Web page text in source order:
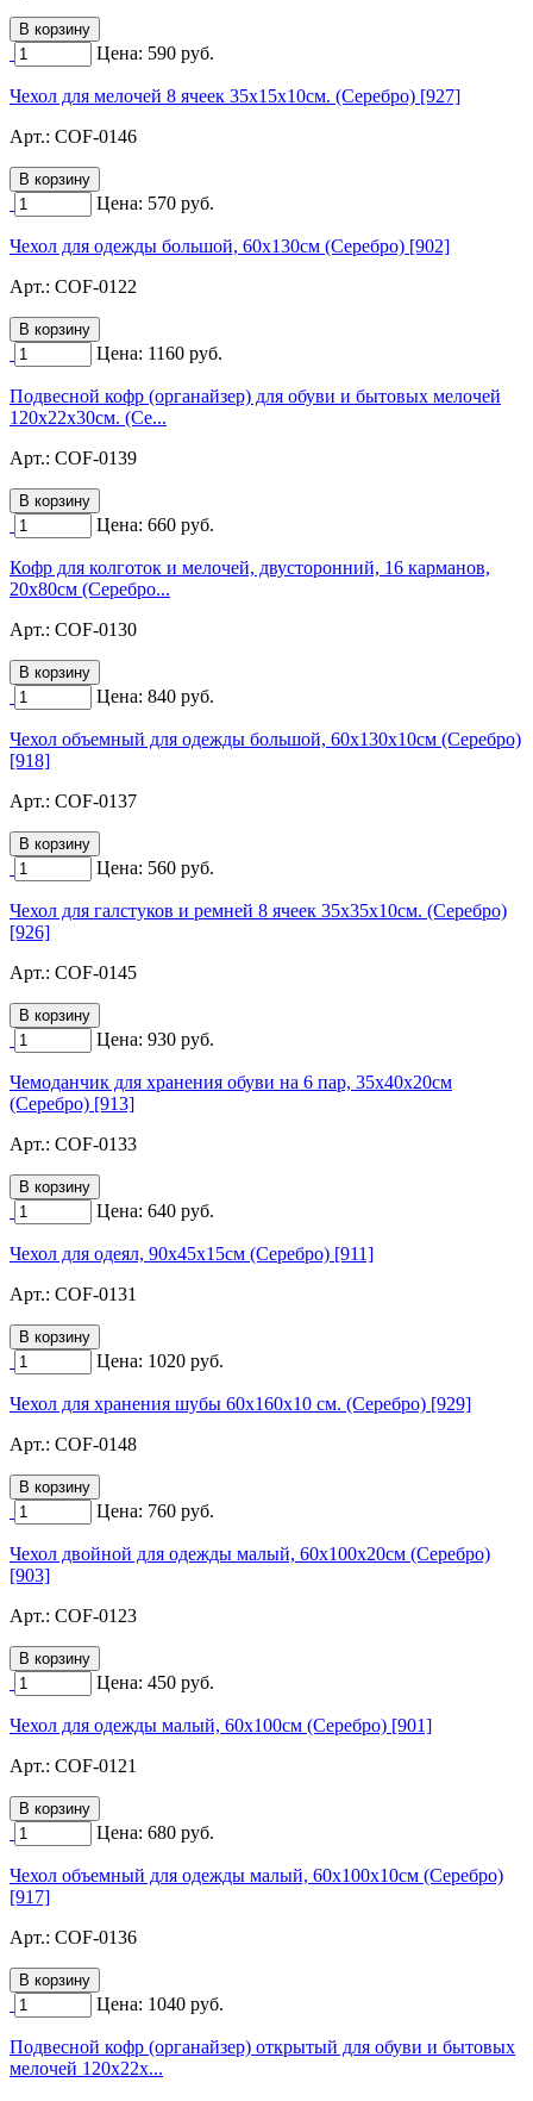
Цена: 590 руб.
Чехол для мелочей 8 ячеек 35х15х10см. (Серебро) [927]
Арт.: COF-0146
Цена: 570 руб.
Чехол для одежды большой, 60х130см (Серебро) [902]
Арт.: COF-0122
Цена: 1160 руб.
Подвесной кофр (органайзер) для обуви и бытовых мелочей
120х22х30см. (Се...
Арт.: COF-0139
Цена: 660 руб.
Кофр для колготок и мелочей, двусторонний, 16 карманов,
20х80см (Серебро...
Арт.: COF-0130
Цена: 840 руб.
Чехол объемный для одежды большой, 60х130х10см (Серебро)
[918]
Арт.: COF-0137
Цена: 560 руб.
Чехол для галстуков и ремней 8 ячеек 35х35х10см. (Серебро)
[926]
Арт.: COF-0145
Цена: 930 руб.
Чемоданчик для хранения обуви на 6 пар, 35х40х20см
(Серебро) [913]
Арт.: COF-0133
Цена: 640 руб.
Чехол для одеял, 90х45х15см (Серебро) [911]
Арт.: COF-0131
Цена: 1020 руб.
Чехол для хранения шубы 60х160х10 см. (Серебро) [929]
Арт.: COF-0148
Цена: 760 руб.
Чехол двойной для одежды малый, 60х100х20см (Серебро)
[903]
Арт.: COF-0123
Цена: 450 руб.
Чехол для одежды малый, 60х100см (Серебро) [901]
Арт.: COF-0121
Цена: 680 руб.
Чехол объемный для одежды малый, 60х100х10см (Серебро)
[917]
Арт.: COF-0136
Цена: 1040 руб.
Подвесной кофр (органайзер) открытый для обуви и бытовых
мелочей 120х22х...